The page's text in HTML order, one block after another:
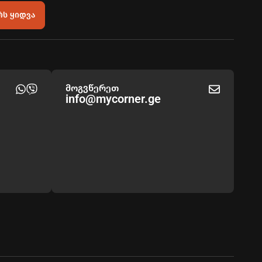
ყიდვა
მოგვწერეთ
info@mycorner.ge